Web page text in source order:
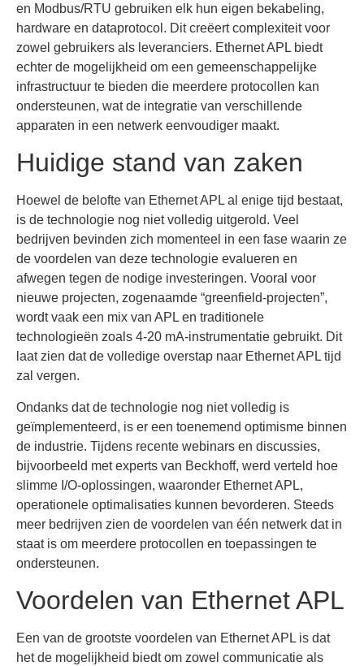
en Modbus/RTU gebruiken elk hun eigen bekabeling,
hardware en dataprotocol. Dit creëert complexiteit voor
zowel gebruikers als leveranciers. Ethernet APL biedt
echter de mogelijkheid om een gemeenschappelijke
infrastructuur te bieden die meerdere protocollen kan
ondersteunen, wat de integratie van verschillende
apparaten in een netwerk eenvoudiger maakt.
Huidige stand van zaken
Hoewel de belofte van Ethernet APL al enige tijd bestaat,
is de technologie nog niet volledig uitgerold. Veel
bedrijven bevinden zich momenteel in een fase waarin ze
de voordelen van deze technologie evalueren en
afwegen tegen de nodige investeringen. Vooral voor
nieuwe projecten, zogenaamde “greenfield-projecten”,
wordt vaak een mix van APL en traditionele
technologieën zoals 4-20 mA-instrumentatie gebruikt. Dit
laat zien dat de volledige overstap naar Ethernet APL tijd
zal vergen.
Ondanks dat de technologie nog niet volledig is
geïmplementeerd, is er een toenemend optimisme binnen
de industrie. Tijdens recente webinars en discussies,
bijvoorbeeld met experts van Beckhoff, werd verteld hoe
slimme I/O-oplossingen, waaronder Ethernet APL,
operationele optimalisaties kunnen bevorderen. Steeds
meer bedrijven zien de voordelen van één netwerk dat in
staat is om meerdere protocollen en toepassingen te
ondersteunen.
Voordelen van Ethernet APL
Een van de grootste voordelen van Ethernet APL is dat
het de mogelijkheid biedt om zowel communicatie als